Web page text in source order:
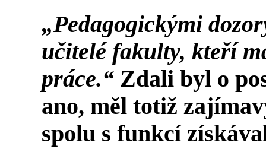
„Pedagogickými
učitelé fakulty, kteří
práce.“ Zdali byl o
ano, měl totiž
spolu s funkcí